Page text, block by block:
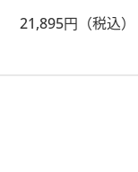
21,895円（税込）